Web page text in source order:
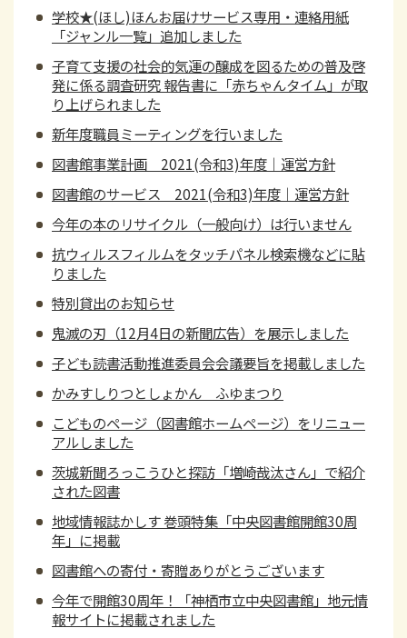
学校★(ほし)ほんお届けサービス専用・連絡用紙
「ジャンル一覧」追加しました
子育て支援の社会的気運の醸成を図るための普及啓
発に係る調査研究 報告書に「赤ちゃんタイム」が取
り上げられました
新年度職員ミーティングを行いました
図書館事業計画 2021(令和3)年度｜運営方針
図書館のサービス 2021(令和3)年度｜運営方針
今年の本のリサイクル（一般向け）は行いません
抗ウィルスフィルムをタッチパネル検索機などに貼
りました
特別貸出のお知らせ
鬼滅の刃（12月4日の新聞広告）を展示しました
子ども読書活動推進委員会会議要旨を掲載しました
かみすしりつとしょかん ふゆまつり
こどものページ（図書館ホームページ）をリニュー
アルしました
茨城新聞ろっこうひと探訪「増崎哉汰さん」で紹介
された図書
地域情報誌かしす 巻頭特集「中央図書館開館30周
年」に掲載
図書館への寄付・寄贈ありがとうございます
今年で開館30周年！「神栖市立中央図書館」地元情
報サイトに掲載されました